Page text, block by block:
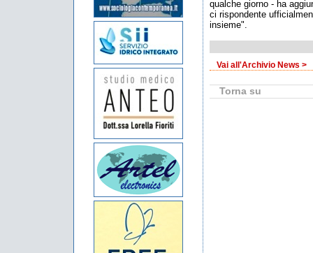
qualche giorno - ha
ci rispondente
insieme".
Vai all'Archivio News >
Torna su